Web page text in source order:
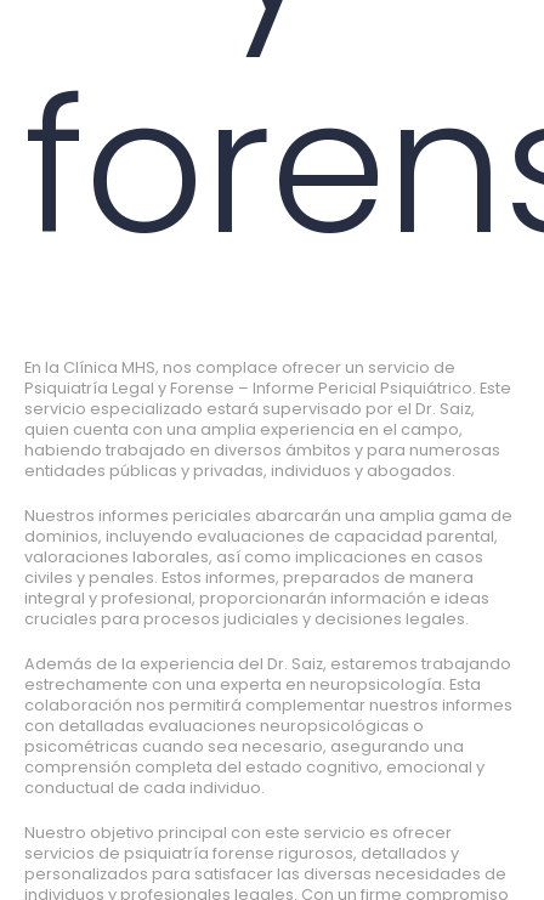
En la Clínica MHS, nos complace ofrecer un servicio de
Psiquiatría Legal y Forense – Informe Pericial Psiquiátrico. Este
servicio especializado estará supervisado por el Dr. Saiz,
quien cuenta con una amplia experiencia en el campo,
habiendo trabajado en diversos ámbitos y para numerosas
entidades públicas y privadas, individuos y abogados.
Nuestros informes periciales abarcarán una amplia gama de
dominios, incluyendo evaluaciones de capacidad parental,
valoraciones laborales, así como implicaciones en casos
civiles y penales. Estos informes, preparados de manera
integral y profesional, proporcionarán información e ideas
cruciales para procesos judiciales y decisiones legales.
Además de la experiencia del Dr. Saiz, estaremos trabajando
estrechamente con una experta en neuropsicología. Esta
colaboración nos permitirá complementar nuestros informes
con detalladas evaluaciones neuropsicológicas o
psicométricas cuando sea necesario, asegurando una
comprensión completa del estado cognitivo, emocional y
conductual de cada individuo.
Nuestro objetivo principal con este servicio es ofrecer
servicios de psiquiatría forense rigurosos, detallados y
personalizados para satisfacer las diversas necesidades de
individuos y profesionales legales. Con un firme compromiso